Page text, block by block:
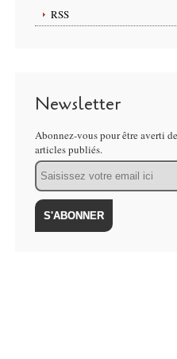
RSS
Newsletter
Abonnez-vous pour être averti
articles publiés.
Email